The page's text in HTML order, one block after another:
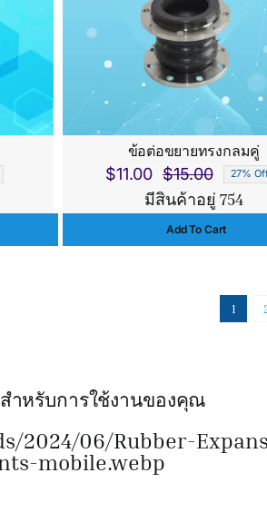
ข้อต่อขยายทรงกลมคู่
$15.00
price
was:
$11.00
price
is:
27%
มีสินค้าอยู่ 754
Add To Cart
1
ำหรับการใช้งานของคุณ
2024/06/Rubber-
mobile.webp